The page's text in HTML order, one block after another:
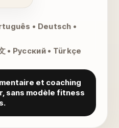
• Deutsch •
• Русский • Türkçe
et coaching
sans modèle fitness